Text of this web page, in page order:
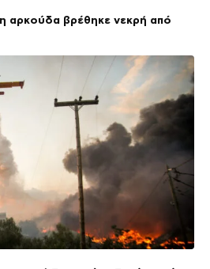
αρκούδα βρέθηκε νεκρή από